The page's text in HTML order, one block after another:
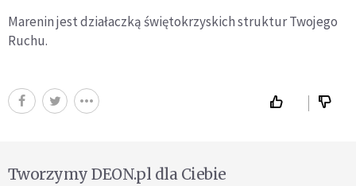
Marenin jest działaczką świętokrzyskich struktur Twojego
Ruchu.
Tworzymy DEON.pl dla Ciebie